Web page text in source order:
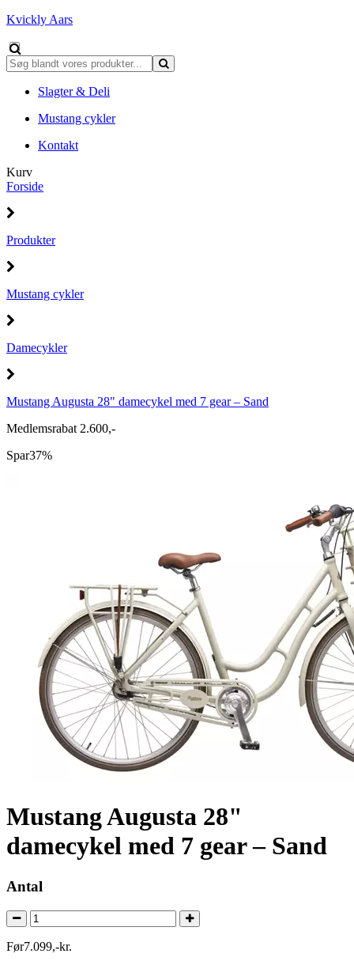
Kvickly Aars
Slagter & Deli
Mustang cykler
Kontakt
Kurv
Forside
Produkter
Mustang cykler
Damecykler
Mustang Augusta 28" damecykel med 7 gear – Sand
Medlemsrabat 2.600,-
Spar37%
Mustang Augusta 28"
damecykel med 7 gear – Sand
Antal
Før7.099,-kr.